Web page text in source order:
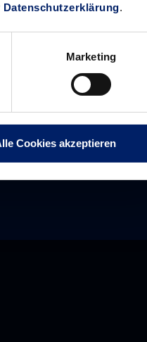
Datenschutzerklärung.
Marketing
Cookies akzeptieren